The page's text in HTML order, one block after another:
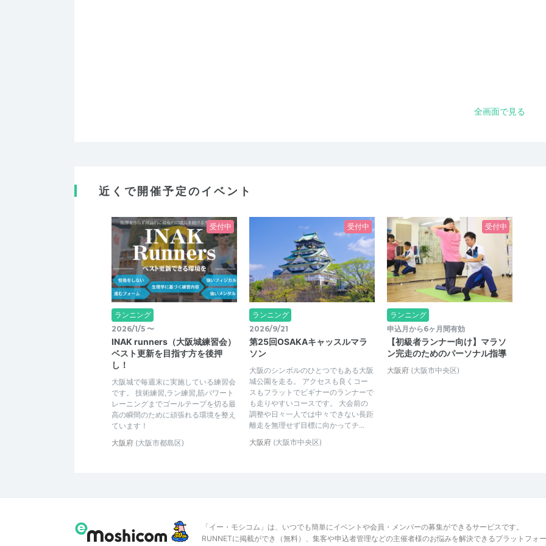
全画面で見る
近くで開催予定のイベント
受付中
ランニング
2026/1/5 〜
INAK runners（大阪城練習会）
ベスト更新を目指す方を後押
し！
大阪城で毎週末に実施している練習会
です。 技術練習,ラン練習,筋パワート
レーニングまでゴールテープを切る最
高の瞬間のために頑張れる環境を整え
ています！
大阪府 (大阪市都島区)
受付中
ランニング
2026/9/21
第25回OSAKAキャッスルマラ
ソン
大阪のシンボルのひとつでもある大阪
城公園を走る。 アクセスも良くコー
スもフラットでビギナーのランナーで
も走りやすいコースです。 大会前の
調整や日々一人では中々できない長距
離走を無理せず目標に向かってチ...
大阪府 (大阪市中央区)
受付中
ランニング
申込月から6ヶ月間有効
【初級者ランナー向け】マラソ
ン完走のためのパーソナル指導
大阪府 (大阪市中央区)
「イー・モシコム」は、いつでも簡単にイベントや会員・メンバーの募集ができるサービスです。
RUNNETに掲載ができ（無料）、集客や申込者管理などの主催者様のお悩みを解決できるプラットフォー